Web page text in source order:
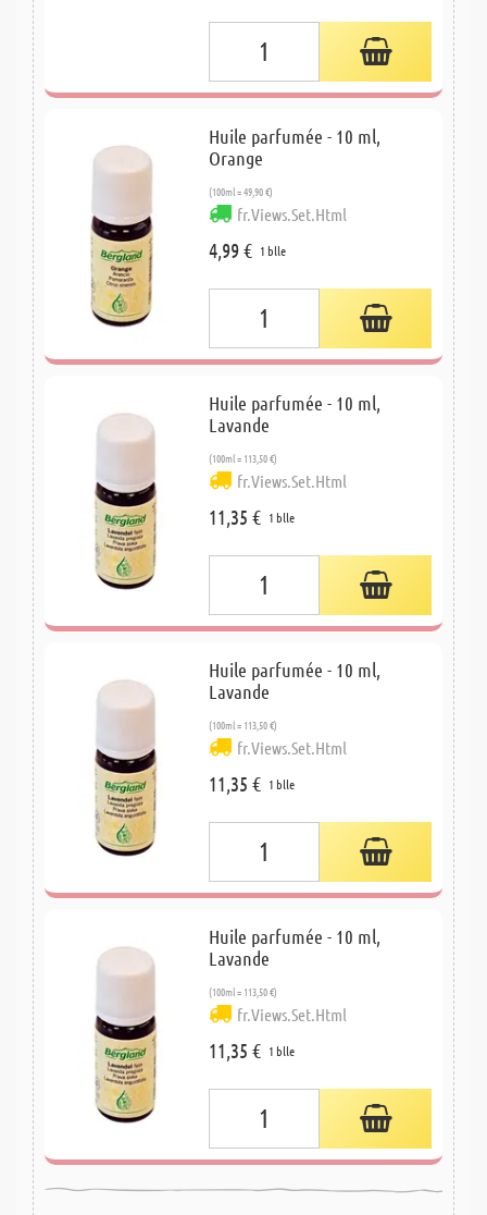
Huile parfumée - 10 ml,
Orange
(100ml = 49,90 €)
fr.Views.Set.Html
4,99 € 1 blle
Huile parfumée - 10 ml,
Lavande
(100ml = 113,50 €)
fr.Views.Set.Html
11,35 € 1 blle
Huile parfumée - 10 ml,
Lavande
(100ml = 113,50 €)
fr.Views.Set.Html
11,35 € 1 blle
Huile parfumée - 10 ml,
Lavande
(100ml = 113,50 €)
fr.Views.Set.Html
11,35 € 1 blle